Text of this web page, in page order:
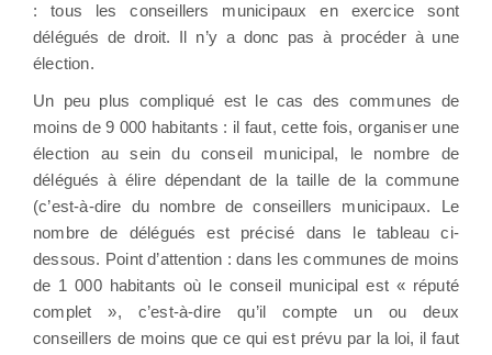
: tous les conseillers municipaux en exercice sont
délégués de droit. Il n’y a donc pas à procéder à une
élection.
Un peu plus compliqué est le cas des communes de
moins de 9 000 habitants : il faut, cette fois, organiser une
élection au sein du conseil municipal, le nombre de
délégués à élire dépendant de la taille de la commune
(c’est-à-dire du nombre de conseillers municipaux. Le
nombre de délégués est précisé dans le tableau ci-
dessous. Point d’attention : dans les communes de moins
de 1 000 habitants où le conseil municipal est « réputé
complet », c’est-à-dire qu’il compte un ou deux
conseillers de moins que ce qui est prévu par la loi, il faut